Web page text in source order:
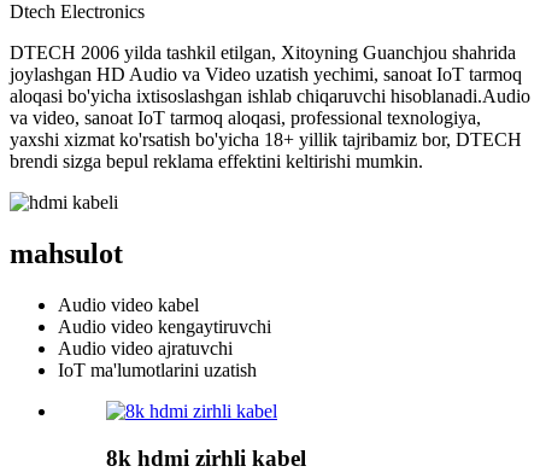
Dtech Electronics
DTECH 2006 yilda tashkil etilgan, Xitoyning Guanchjou shahrida
joylashgan HD Audio va Video uzatish yechimi, sanoat IoT tarmoq
aloqasi bo'yicha ixtisoslashgan ishlab chiqaruvchi hisoblanadi.Audio
va video, sanoat IoT tarmoq aloqasi, professional texnologiya,
yaxshi xizmat ko'rsatish bo'yicha 18+ yillik tajribamiz bor, DTECH
brendi sizga bepul reklama effektini keltirishi mumkin.
mahsulot
Audio video kabel
Audio video kengaytiruvchi
Audio video ajratuvchi
IoT ma'lumotlarini uzatish
8k hdmi zirhli kabel